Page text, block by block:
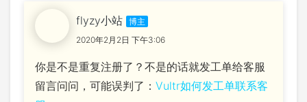
flyzy小站
2020年2月2日 下午3:06
你是不是重复注册了？不是的话就发工单给客服
留言问问，可能误判了： Vultr如何发工单联系客